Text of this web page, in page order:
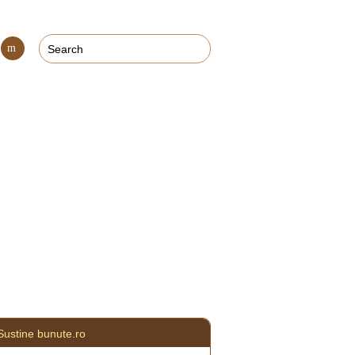
bunute.ro